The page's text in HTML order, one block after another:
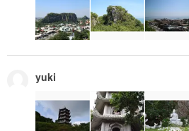
yuki